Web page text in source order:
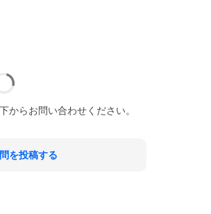
からお問い合わせください。
を投稿する